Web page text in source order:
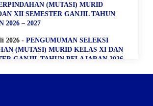
(MUTASI) MURID
XII SEMESTER GANJIL TAHUN
2026 – 2027
2026 - PENGUMUMAN SELEKSI
(MUTASI) MURID KELAS XI DAN
GANJIL TAHUN PELAJARAN 2026